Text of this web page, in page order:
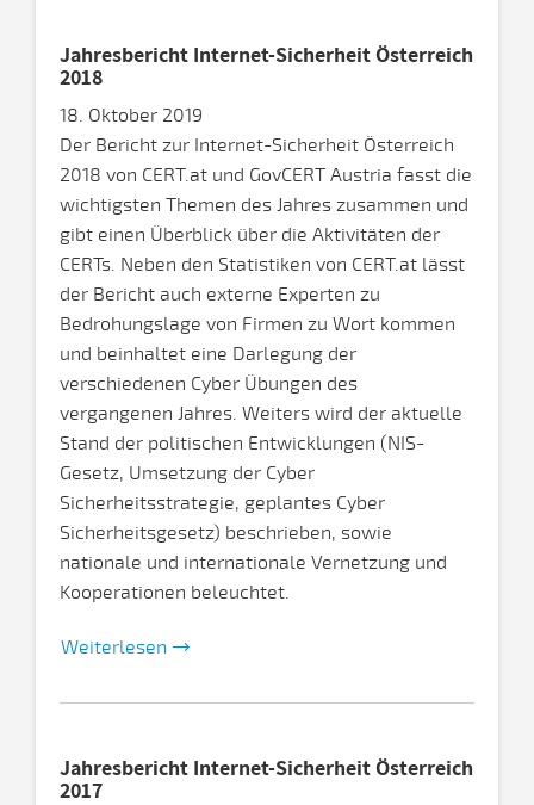
Jahresbericht Internet-Sicherheit Österreich
2018
18. Oktober 2019
Der Bericht zur Internet-Sicherheit Österreich
2018 von CERT.at und GovCERT Austria fasst die
wichtigsten Themen des Jahres zusammen und
gibt einen Überblick über die Aktivitäten der
CERTs. Neben den Statistiken von CERT.at lässt
der Bericht auch externe Experten zu
Bedrohungslage von Firmen zu Wort kommen
und beinhaltet eine Darlegung der
verschiedenen Cyber Übungen des
vergangenen Jahres. Weiters wird der aktuelle
Stand der politischen Entwicklungen (NIS-
Gesetz, Umsetzung der Cyber
Sicherheitsstrategie, geplantes Cyber
Sicherheitsgesetz) beschrieben, sowie
nationale und internationale Vernetzung und
Kooperationen beleuchtet.
Weiterlesen
Jahresbericht Internet-Sicherheit Österreich
2017